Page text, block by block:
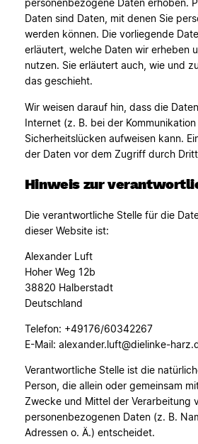
personenbezogene Daten erhoben.
Daten sind Daten, mit denen Sie
werden können. Die vorliegende
erläutert, welche Daten wir erheben
nutzen. Sie erläutert auch, wie und
das geschieht.
Wir weisen darauf hin, dass die
Internet (z. B. bei der
Sicherheitslücken aufweisen kann.
der Daten vor dem Zugriff durch
Hinweis zur
Die verantwortliche Stelle für die
dieser Website ist:
Alexander Luft
Hoher Weg 12b
38820 Halberstadt
Deutschland
Telefon: +49176/60342267
E-Mail: alexander.luft@dielinke-
Verantwortliche Stelle ist die
Person, die allein oder gemeinsam
Zwecke und Mittel der Verarbeitung
personenbezogenen Daten (z. B.
Adressen o. Ä.) entscheidet.